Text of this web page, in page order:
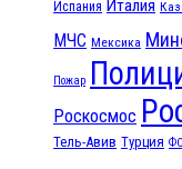
Испания Италия
МЧС Мексика
Пожар
Роскосмос
Тель-Авив Турция